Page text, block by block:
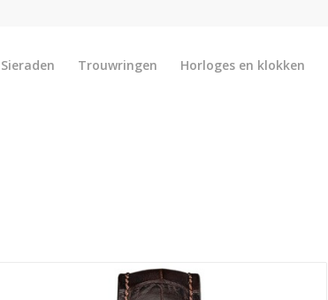
Sieraden Trouwringen Horloges en klokken